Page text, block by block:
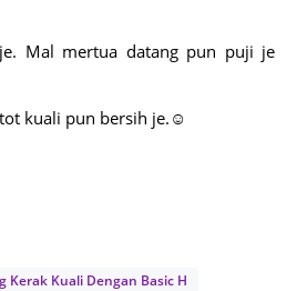
Mal mertua datang pun puji je
kuali pun bersih je.☺️
Kerak Kuali Dengan Basic H